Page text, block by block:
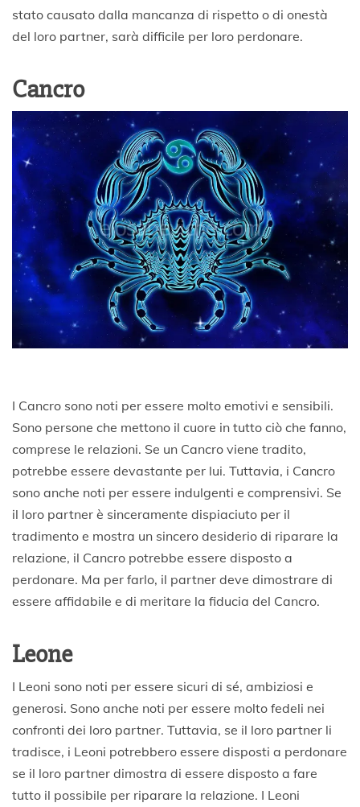
stato causato dalla mancanza di rispetto o di onestà
del loro partner, sarà difficile per loro perdonare.
Cancro
I Cancro sono noti per essere molto emotivi e sensibili.
Sono persone che mettono il cuore in tutto ciò che fanno,
comprese le relazioni. Se un Cancro viene tradito,
potrebbe essere devastante per lui. Tuttavia, i Cancro
sono anche noti per essere indulgenti e comprensivi. Se
il loro partner è sinceramente dispiaciuto per il
tradimento e mostra un sincero desiderio di riparare la
relazione, il Cancro potrebbe essere disposto a
perdonare. Ma per farlo, il partner deve dimostrare di
essere affidabile e di meritare la fiducia del Cancro.
Leone
I Leoni sono noti per essere sicuri di sé, ambiziosi e
generosi. Sono anche noti per essere molto fedeli nei
confronti dei loro partner. Tuttavia, se il loro partner li
tradisce, i Leoni potrebbero essere disposti a perdonare
se il loro partner dimostra di essere disposto a fare
tutto il possibile per riparare la relazione. I Leoni